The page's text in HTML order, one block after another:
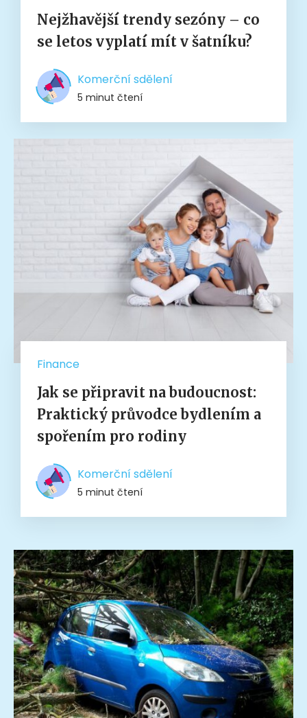
Nejžhavější trendy sezóny – co
se letos vyplatí mít v šatníku?
Komerční sdělení
5 minut čtení
Finance
Jak se připravit na budoucnost:
Praktický průvodce bydlením a
spořením pro rodiny
Komerční sdělení
5 minut čtení